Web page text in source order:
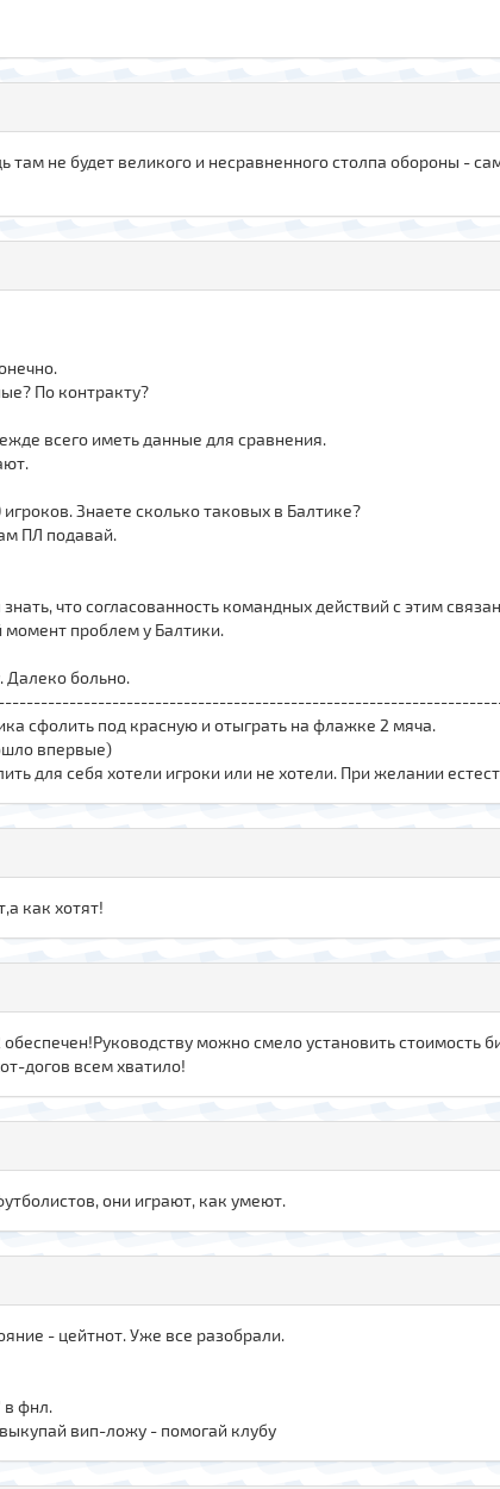
там не будет великого и несравненного столпа обороны -
По контракту?
всего иметь данные для сравнения.
Знаете сколько таковых в Балтике?
ПЛ подавай.
что согласованность командных действий с этим
проблем у Балтики.
Далеко больно.
сфолить под красную и отыграть на флажке 2 мяча.
впервые)
для себя хотели игроки или не хотели. При желании
как хотят!
можно смело установить стоимость
догов всем хватило!
они играют, как умеют.
- цейтнот. Уже все разобрали.
в фнл.
вип-ложу - помогай клубу